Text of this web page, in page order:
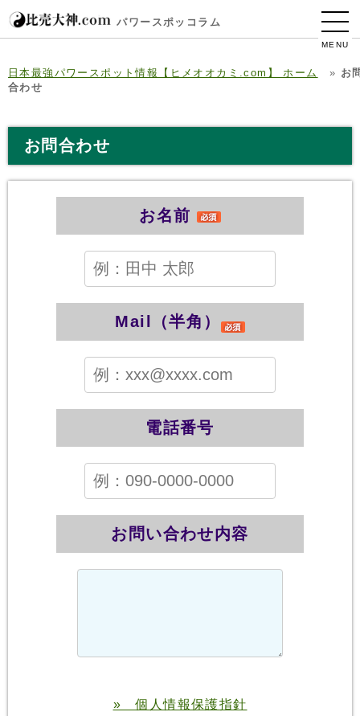
パワースポッコラム
MENU
日本最強パワースポット情報【ヒメオオカミ.com】 ホーム » お
合わせ
お問合わせ
お名前
Mail（半角）
電話番号
お問い合わせ内容
» 個人情報保護指針